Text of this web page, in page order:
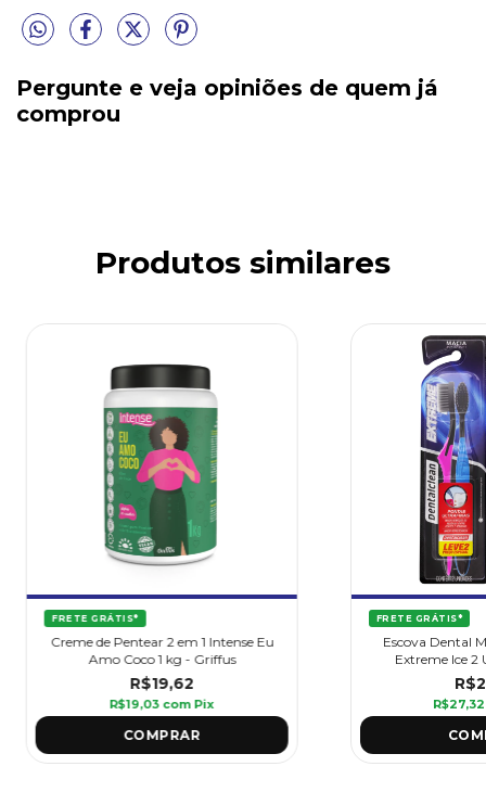
Pergunte e veja opiniões de quem já
comprou
Produtos similares
FRETE GRÁTIS*
Creme de Pentear 2 em 1 Intense Eu
Amo Coco 1 kg - Griffus
R$19,62
R$19,03 com Pix
FRETE GRÁTIS*
Escova Dental
Extreme Ice 2